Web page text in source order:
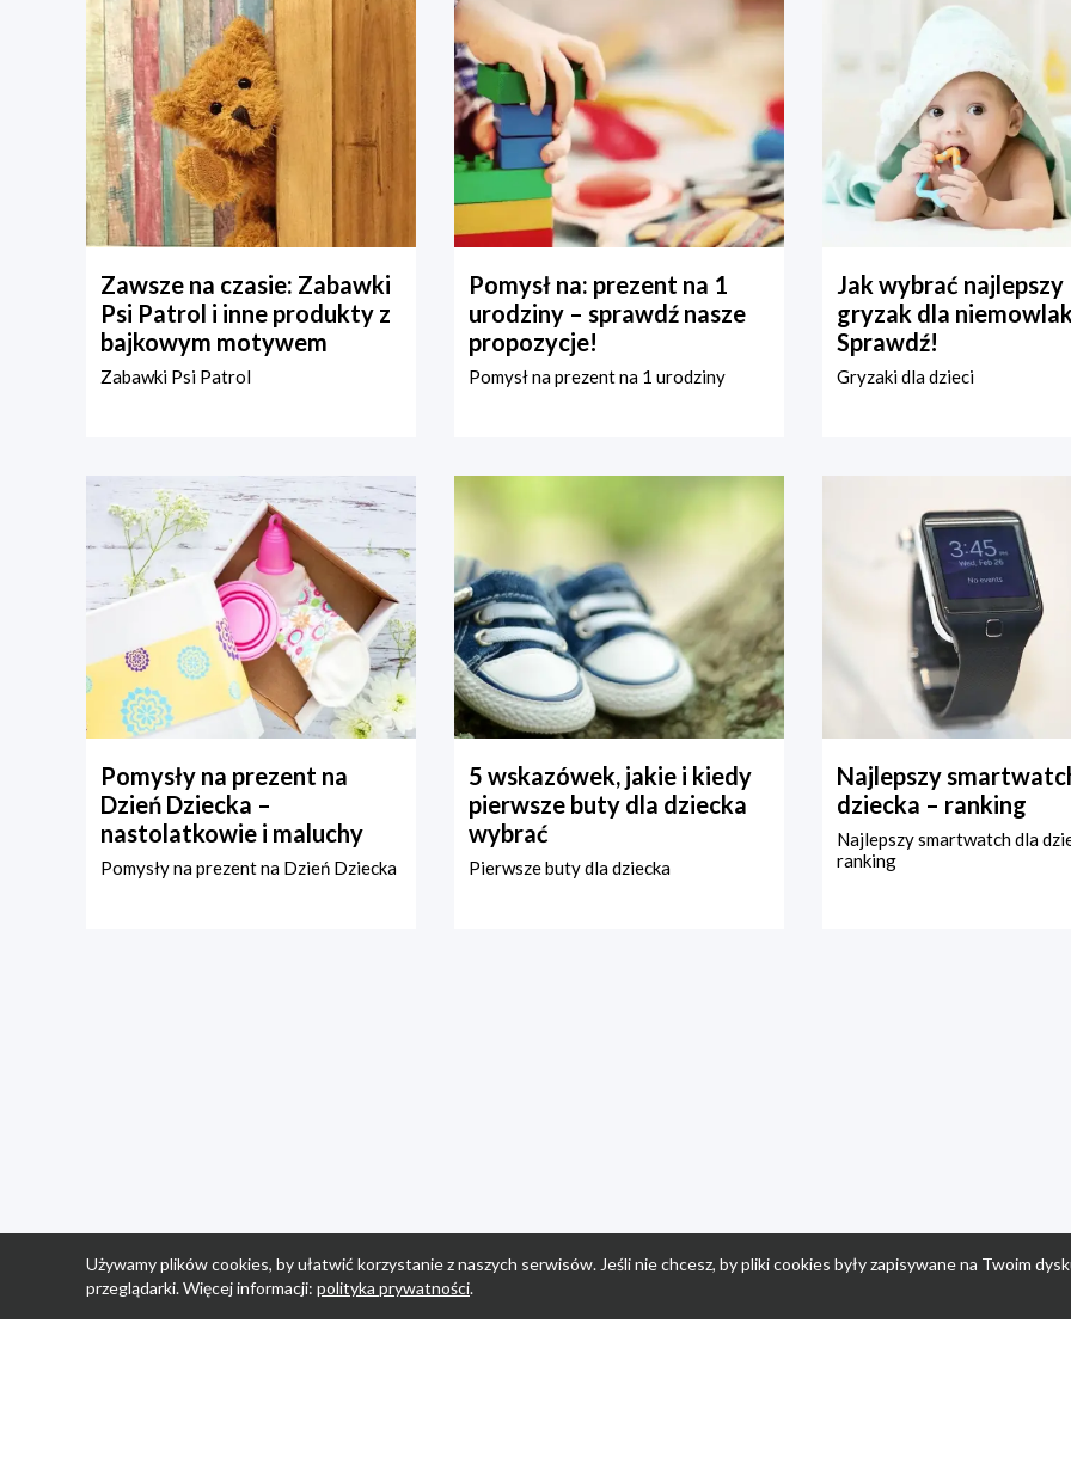
Zawsze na czasie: Zabawki
Psi Patrol i inne produkty z
bajkowym motywem
Zabawki Psi Patrol
Pomysł na: prezent na 1
urodziny – sprawdź nasze
propozycje!
Pomysł na prezent na 1 urodziny
Jak wybrać najlepszy
gryzak dla
Sprawdź!
Gryzaki dla dzieci
Pomysły na prezent na
Dzień Dziecka –
nastolatkowie i maluchy
Pomysły na prezent na Dzień Dziecka
5 wskazówek, jakie i kiedy
pierwsze buty dla dziecka
wybrać
Pierwsze buty dla dziecka
Najlepszy
dziecka – ranking
Najlepszy smartwatch dla
ranking
Używamy plików cookies, by ułatwić korzystanie z naszych serwisów. Jeśli nie chcesz, by pliki cookies były zapisywane na Twoim
przeglądarki. Więcej informacji: polityka prywatności.